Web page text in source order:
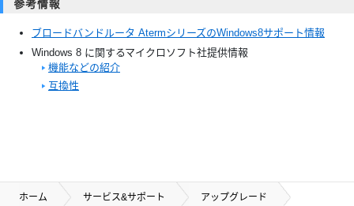
ブロードバンドルータ AtermシリーズのWindows8サポート情報
Windows 8 に関するマイクロソフト社提供情報
機能などの紹介
互換性
ホーム サービス&サポート アップグレード